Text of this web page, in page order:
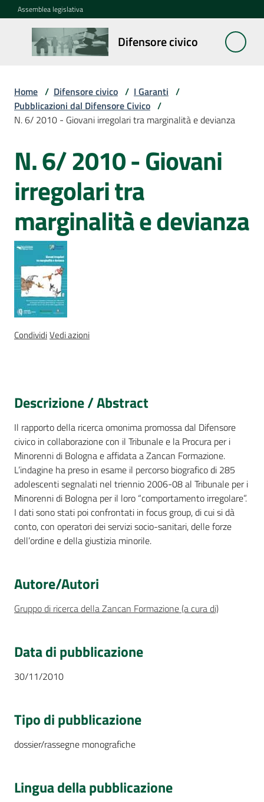
Vai al contenuto
Vai alla navigazione
Vai al footer
Assemblea legislativa
Difensore civico
Difensore
civico
Cosa
fa
Notizie
La
rete
Assemblea
Per i media
Per i cittadini
Home / Difensore civico / I Garanti /
Pubblicazioni dal Difensore Civico /
N. 6/ 2010 - Giovani irregolari tra marginalità e devianza
Salta al contenuto
N. 6/ 2010 - Giovani
irregolari tra
marginalità e devianza
CondividiVedi azioni
Descrizione / Abstract
Il rapporto della ricerca omonima promossa dal Difensore
civico in collaborazione con il Tribunale e la Procura per i
Minorenni di Bologna e affidata a Zancan Formazione.
L’indagine ha preso in esame il percorso biografico di 285
adolescenti segnalati nel triennio 2006-08 al Tribunale per i
Minorenni di Bologna per il loro “comportamento irregolare”.
I dati sono stati poi confrontati in focus group, di cui si dà
conto, con operatori dei servizi socio-sanitari, delle forze
dell’ordine e della giustizia minorile.
Autore/Autori
Gruppo di ricerca della Zancan Formazione (a cura di)
Data di pubblicazione
30/11/2010
Tipo di pubblicazione
dossier/rassegne monografiche
Lingua della pubblicazione